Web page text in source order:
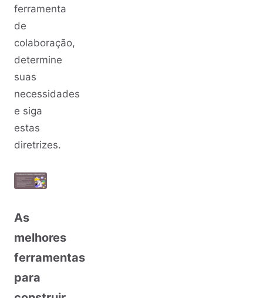
ferramenta
de
colaboração,
determine
suas
necessidades
e siga
estas
diretrizes.
As
melhores
ferramentas
para